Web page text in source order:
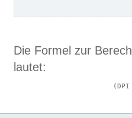
Die Formel zur
lautet: